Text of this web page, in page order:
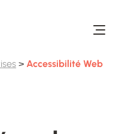
> Accessibilité Web